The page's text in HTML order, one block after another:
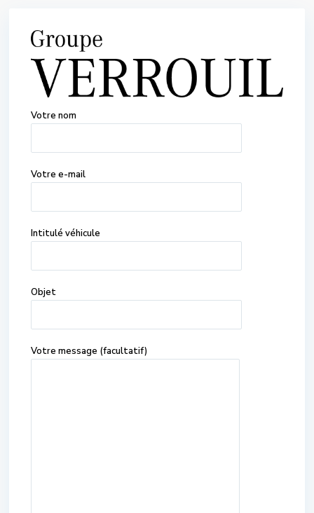
Votre nom
Votre e-mail
Intitulé véhicule
Objet
Votre message (facultatif)